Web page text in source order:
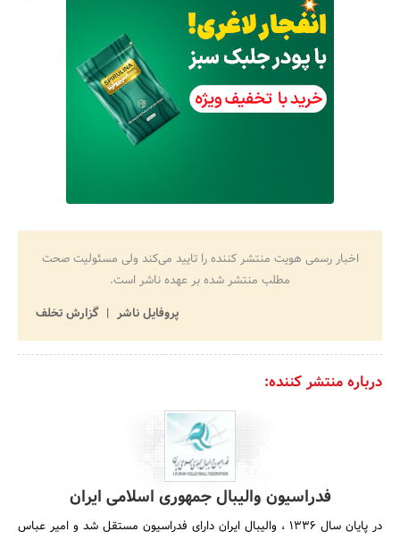
اخبار رسمی هویت منتشر کننده را تایید می‌کند ولی مسئولیت صحت
مطلب منتشر شده بر عهده ناشر است.
پروفایل ناشر
گزارش تخلف
درباره منتشر کننده:
فدراسیون والیبال جمهوری اسلامی ایران
در پایان سال 1336 ، والیبال ایران دارای فدراسیون مستقل شد و امیر عباس